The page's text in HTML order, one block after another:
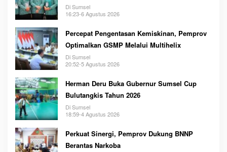
Di Sumsel
16:23-6 Agustus 2026
Percepat Pengentasan Kemiskinan, Pemprov
Optimalkan GSMP Melalui Multihelix
Di Sumsel
20:52-5 Agustus 2026
Herman Deru Buka Gubernur Sumsel Cup
Bulutangkis Tahun 2026
Di Sumsel
18:59-4 Agustus 2026
Perkuat Sinergi, Pemprov Dukung BNNP
Berantas Narkoba